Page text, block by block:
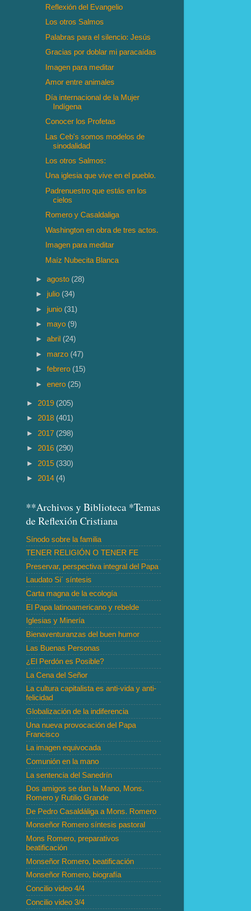
Reflexión del Evangelio
Los otros Salmos
Palabras para el silencio: Jesús
Gracias por doblar mi paracaídas
Imagen para meditar
Amor entre animales
Día internacional de la Mujer
Indígena
Conocer los Profetas
Las Ceb's somos modelos de
sinodalidad
Los otros Salmos:
Una iglesia que vive en el pueblo.
Padrenuestro que estás en los
cielos
Romero y Casaldaliga
Washington en obra de tres actos.
Imagen para meditar
Maíz Nubecita Blanca
►agosto (28)
► julio (34)
► junio (31)
► mayo (9)
►abril (24)
► marzo (47)
►febrero (15)
►enero (25)
► 2019 (205)
► 2018 (401)
► 2017 (298)
► 2016 (290)
► 2015 (330)
► 2014 (4)
**Archivos y Biblioteca *Temas
de Reflexión Cristiana
Sínodo sobre la familia
TENER RELIGIÓN O TENER FE
Preservar, perspectiva integral del Papa
Laudato Si´ síntesis
Carta magna de la ecología
El Papa latinoamericano y rebelde
Iglesias y Minería
Bienaventuranzas del buen humor
Las Buenas Personas
¿El Perdón es Posible?
La Cena del Señor
La cultura capitalista es anti-vida y anti-
felicidad
Globalización de la indiferencia
Una nueva provocación del Papa
Francisco
La imagen equivocada
Comunión en la mano
La sentencia del Sanedrín
Dos amigos se dan la Mano, Mons.
Romero y Rutilio Grande
De Pedro Casaldáliga a Mons. Romero
Monseñor Romero síntesis pastoral
Mons Romero, preparativos
beatificación
Monseñor Romero, beatificación
Monseñor Romero, biografía
Concilio video 4/4
Concilio video 3/4